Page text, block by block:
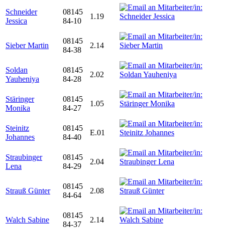
Schneider
Jessica
08145
84-10
1.19
Sieber Martin
08145
84-38
2.14
Soldan
Yauheniya
08145
84-28
2.02
Stäringer
Monika
08145
84-27
1.05
Steinitz
Johannes
08145
84-40
E.01
Straubinger
Lena
08145
84-29
2.04
Strauß Günter
08145
84-64
2.08
Walch Sabine
08145
84-37
2.14